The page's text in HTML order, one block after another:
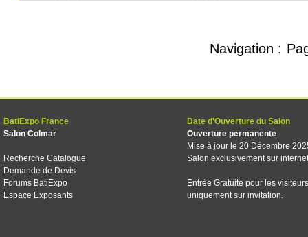
Navigation :
BatiExpo France
Salon Colmar
Recherche Catalogue
Demande de Devis
Forums BatiExpo
Espace Exposants
Date d'Ouverture du Salon
Ouverture permanente
Mise à jour le 20 Décembre
Salon exclusivement sur internet
Entrée Gratuite pour les visiteurs
uniquement sur invitation.